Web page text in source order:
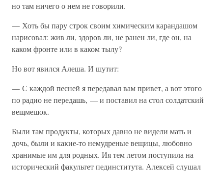
но там ничего о нем не говорили.
— Хоть бы пару строк своим химическим карандашом
нарисовал: жив ли, здоров ли, не ранен ли, где он, на
каком фронте или в каком тылу?
Но вот явился Алеша. И шутит:
— С каждой песней я передавал вам привет, а вот этого
по радио не передашь, — и поставил на стол солдатский
вещмешок.
Были там продукты, которых давно не видели мать и
дочь, были и какие-то немудреные вещицы, любовно
хранимые им для родных. Ия тем летом поступила на
исторический факультет пединститута. Алексей слушал